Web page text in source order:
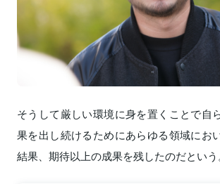
そうして厳しい環境に身を置くことで自
果を出し続けるためにあらゆる領域にお
結果、期待以上の成果を残したのだという